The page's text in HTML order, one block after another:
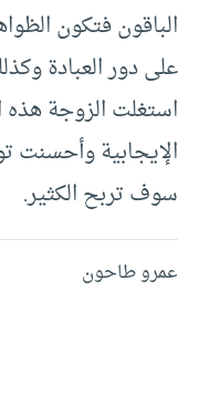
الباقون فتكون
على دور العبادة
استغلت الزوجة هذه
الإيجابية وأحسنت
سوف تربح الكثير.
عمرو طاحون